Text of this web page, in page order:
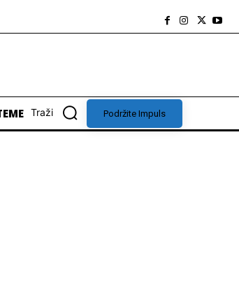
Traži Podržite Impuls